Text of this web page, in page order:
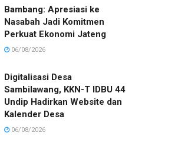
Bambang: Apresiasi ke
Nasabah Jadi Komitmen
Perkuat Ekonomi Jateng
06/08/2026
Digitalisasi Desa
Sambilawang, KKN-T IDBU 44
Undip Hadirkan Website dan
Kalender Desa
06/08/2026